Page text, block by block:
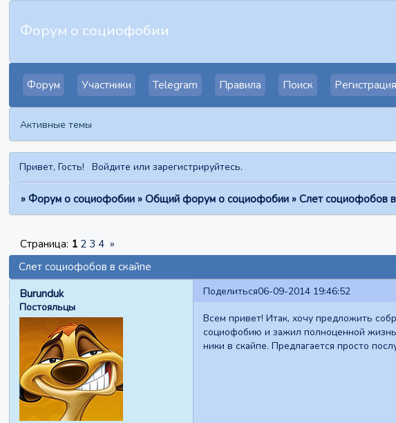
Форум о социофобии
Форум Участники Telegram Правила Поиск Регистрация
Активные темы
Привет, Гость! Войдите илизарегистрируйтесь.
» Форум о социофобии » Общий форум о социофобии » Слет социофобов
Слет социофобов в скайпе
Страница: 1 2 3 4 »
Поделиться06-09-2014 19:46:52
Burunduk
Постояльцы
Всем привет! Итак, хочу предложить
социофобию и зажил полноценной
ники в скайпе. Предлагается просто